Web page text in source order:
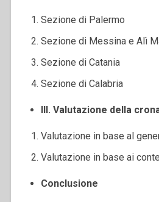
Sezione di Palermo
Sezione di Messina e Alì
Sezione di Catania
Sezione di Calabria
III. Valutazione della
Valutazione in base al
Valutazione in base ai
Conclusione